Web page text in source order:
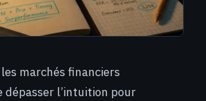
marchés financiers
dépasser l’intuition pour